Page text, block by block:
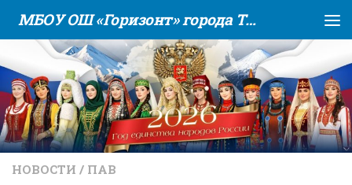
Skip to content МБОУ ОШ «Горизонт» города Тюмени
НОВОСТИ / ПАВ